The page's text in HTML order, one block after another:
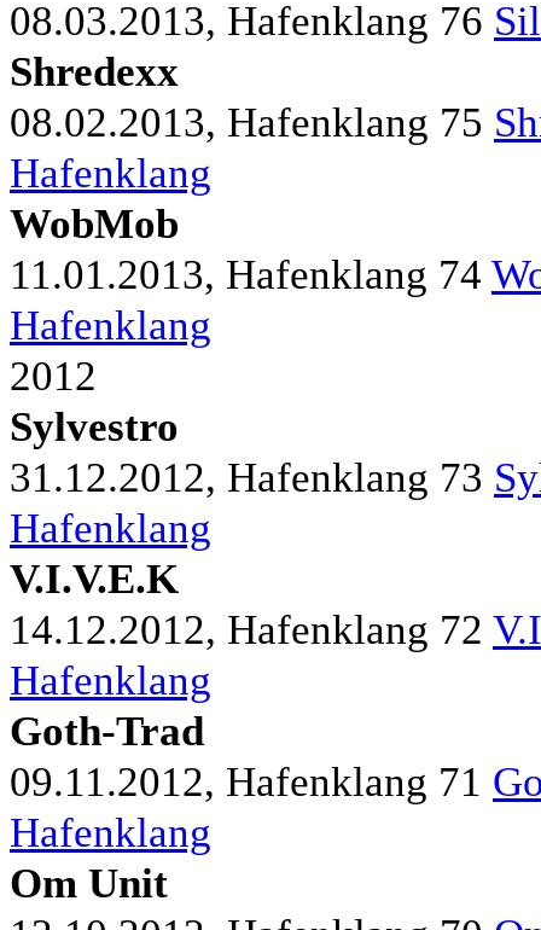
08.03.2013, Hafenklang 76
Shredexx
08.02.2013, Hafenklang 75
Hafenklang
WobMob
11.01.2013, Hafenklang 74
Hafenklang
2012
Sylvestro
31.12.2012, Hafenklang 73
Hafenklang
V.I.V.E.K
14.12.2012, Hafenklang 72
Hafenklang
Goth-Trad
09.11.2012, Hafenklang 71
Hafenklang
Om Unit